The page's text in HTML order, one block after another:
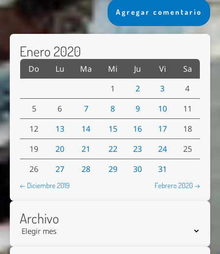
Agregar comentario
Enero 2020
Do Lu Ma Mi Ju Vi
Sa
1
2 3
4
5
6 7 8 9 10
11
12
13 14 15 16 17
18
19
20 21 22 23 24
25
26
27 28 29 30 31
← Diciembre 2019 Febrero 2020 →
Archivo